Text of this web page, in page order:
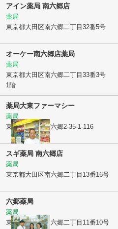
アイン薬局 南六郷店
薬局
東京都大田区南六郷二丁目32番5号
オーケー南六郷店薬局
薬局
東京都大田区南六郷二丁目33番3号
1階
薬局大東ファーマシー
薬局
東京都大田区南六郷2-35-1-116
スギ薬局 南六郷店
薬局
東京都大田区南六郷二丁目13番16号
六郷薬局
薬局
東京都大田区東六郷二丁目11番10号